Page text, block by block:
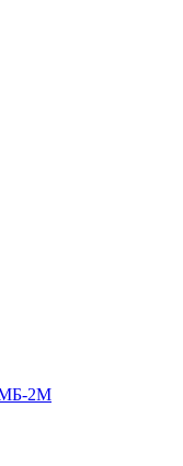
МБ-2М